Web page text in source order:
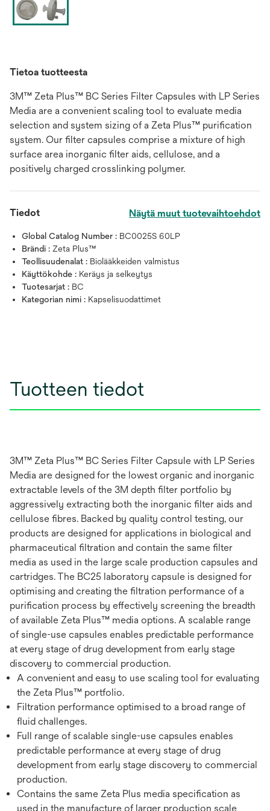
Tietoa tuotteesta
3M™ Zeta Plus™ BC Series Filter Capsules with LP Series
Media are a convenient scaling tool to evaluate media
selection and system sizing of a Zeta Plus™ purification
system. Our filter capsules comprise a mixture of high
surface area inorganic filter aids, cellulose, and a
positively charged crosslinking polymer.
Tiedot Näytä muut tuotevaihtoehdot
Global Catalog Number : BC0025S 60LP
Brändi : Zeta Plus™
Teollisuudenalat : Biolääkkeiden valmistus
Käyttökohde : Keräys ja selkeytys
Tuotesarjat : BC
Kategorian nimi : Kapselisuodattimet
Tuotteen tiedot
3M™ Zeta Plus™ BC Series Filter Capsule with LP Series
Media are designed for the lowest organic and inorganic
extractable levels of the 3M depth filter portfolio by
aggressively extracting both the inorganic filter aids and
cellulose fibres. Backed by quality control testing, our
products are designed for applications in biological and
pharmaceutical filtration and contain the same filter
media as used in the large scale production capsules and
cartridges. The BC25 laboratory capsule is designed for
optimising and creating the filtration performance of a
purification process by effectively screening the breadth
of available Zeta Plus™ media options. A scalable range
of single-use capsules enables predictable performance
at every stage of drug development from early stage
discovery to commercial production.
A convenient and easy to use scaling tool for evaluating
the Zeta Plus™ portfolio.
Filtration performance optimised to a broad range of
fluid challenges.
Full range of scalable single-use capsules enables
predictable performance at every stage of drug
development from early stage discovery to commercial
production.
Contains the same Zeta Plus media specification as
used in the manufacture of larger production scale